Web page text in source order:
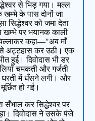
से भिड़ गया। मल्ल
के पास दोनों जा
सिद्धेश्वर को जमा देता
पर भयानक काली
कहा—"अब माँ
से अट्टहास कर उठी। एक
हुई। दिवोदास भी डर
चमकती और गर्जती
धरती में धँसने लगी। और
हो गई।
कर सिद्धेश्वर पर
दिवोदास ने उसके पंजे